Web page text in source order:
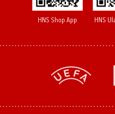
HNS Shop App HNS